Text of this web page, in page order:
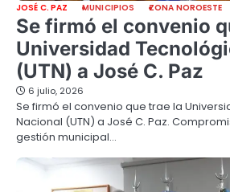
JOSÉ C. PAZ MUNICIPIOS ZONA NOROESTE
Se firmó el convenio
Universidad
(UTN) a José C. Paz
6 julio, 2026
Se firmó el convenio que trae la
Nacional (UTN) a José C. Paz.
gestión municipal…